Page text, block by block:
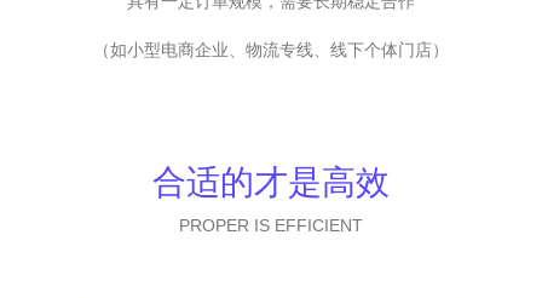
（如小型电商企业、物流专线、线下个体门店）
合适的才是高效
PROPER IS EFFICIENT